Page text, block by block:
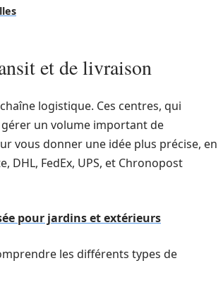
et de livraison
logistique. Ces centres, qui
un volume important de
vous donner une idée plus précise, en
DHL, FedEx, UPS, et Chronopost
pour jardins et extérieurs
les différents types de